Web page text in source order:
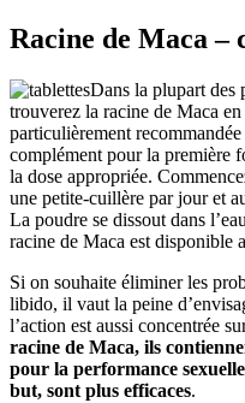
Racine de Maca –
Dans la plupart des
trouverez la racine de Maca
particulièrement
complément pour la première
la dose appropriée.
une petite-cuillère par jour et
La poudre se dissout dans
racine de Maca est disponible
Si on souhaite éliminer les
libido, il vaut la peine
l’action est aussi concentrée
racine de Maca, ils
pour la performance
but, sont plus efficaces.